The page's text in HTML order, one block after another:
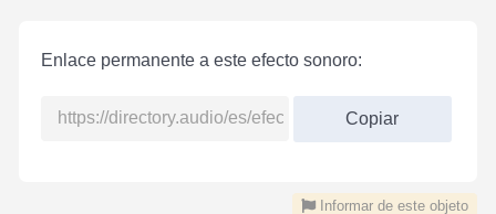
Enlace permanente a este efecto sonoro:
Copiar
Informar de este objeto